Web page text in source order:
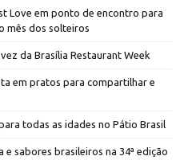
Love em ponto de encontro para
mês dos solteiros
da Brasília Restaurant Week
em pratos para compartilhar e
todas as idades no Pátio Brasil
sabores brasileiros na 34ª edição